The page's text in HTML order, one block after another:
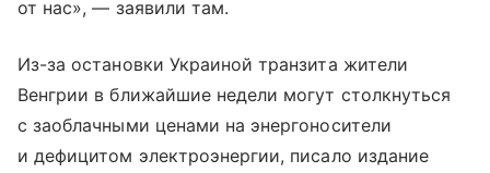
от нас», — заявили там.
Из-за остановки Украиной транзита жители
Венгрии в ближайшие недели могут столкнуться
с заоблачными ценами на энергоносители
и дефицитом электроэнергии, писало издание